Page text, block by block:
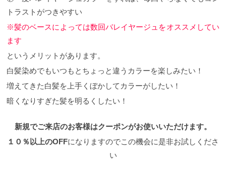
ダメージを気にすることなくカラーを楽しんでいた
だけます。 2023年 5SCENE人気のショートスタイ
ルとヘアカラー お店にご来店されているお客様のス
ートに一度全体にブリーチをしてスモークバイオレ
ットを入れたショートカラー。 程よいくすみとバイ
みのあるショートにもぴったりです！ 『2023年』シ
ョート×モノトーンアッシュ×ベージュ グレー系の色
に薄めのベージュを入れ少し柔らかく。 細かいハイ
ースのショートスタイルにピンクオレンジのカラー
柔らかい印象に。
ピンクにオレンジをプラスするこ
とで艶を出し、2023年にぴったりなカラーです。新
ャンプー＆ブロー込） 15400円 → 13500円 限定
トラストがつきやすい
※髪のベースによっては数回バレイヤージュをオススメしてい
ます
というメリットがあります。
白髪染めでもいつもとちょっと違うカラーを楽しみたい！
増えてきた白髪を上手くぼかしてカラーがしたい！
暗くなりすぎた髪を明るくしたい！
新規でご来店のお客様はクーポンがお使いいただけます。
１０％以上のOFFになりますのでこの機会に是非お試しくださ
い